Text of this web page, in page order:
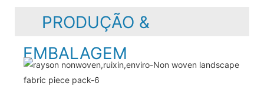
PRODUÇÃO &
EMBALAGEM